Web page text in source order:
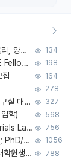
DGIST Cell Dynamics & Imaging Lab 응용물리, 광물리, 양자, 생물물리 대학원생 모집 [삼성과제, 전문연TO] 134
[UNIST 지능로보틱스연구실] 박사후연구원 (InnoCORE Fellow) 모집 공고 198
집 164
278
[성균관대학교] 나노과학기술학과 에너지 소재 및 소자 연구실 대학원생 모집 327
학) 568
[POSTECH 배터리공학과] Innovative Energy Materials Lab 대학원생 모집 (특성화대학원) 756
[싱가포르 난양공과대학교] 배주열 교수; 응용미세유체 랩; PhD/Postdoc/Visiting 모집 1056
인하대학교 제조혁신전문대학원 반도체패키징 석사과정 대학원생 모집 788